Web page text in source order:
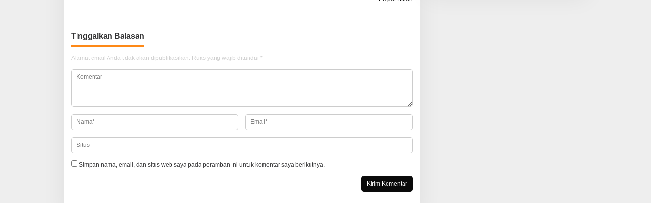
i
g
a
s
o
s
Tinggalkan Balasan
Alamat email Anda tidak akan dipublikasikan. Ruas yang wajib ditandai *
Simpan nama, email, dan situs web saya pada peramban ini untuk komentar saya berikutnya.